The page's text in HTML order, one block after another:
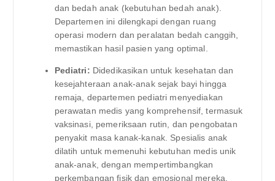
dan bedah anak (kebutuhan bedah anak).
Departemen ini dilengkapi dengan ruang
operasi modern dan peralatan bedah canggih,
memastikan hasil pasien yang optimal.
Pediatri: Didedikasikan untuk kesehatan dan
kesejahteraan anak-anak sejak bayi hingga
remaja, departemen pediatri menyediakan
perawatan medis yang komprehensif, termasuk
vaksinasi, pemeriksaan rutin, dan pengobatan
penyakit masa kanak-kanak. Spesialis anak
dilatih untuk memenuhi kebutuhan medis unik
anak-anak, dengan mempertimbangkan
perkembangan fisik dan emosional mereka.